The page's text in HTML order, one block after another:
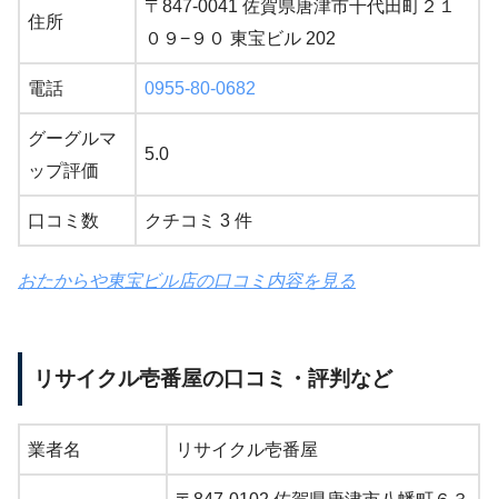
住所
〒847-0041 佐賀県唐津市千代田町２１
０９−９０ 東宝ビル 202
電話 0955-80-0682
グーグルマ
ップ評価
5.0
口コミ数 クチコミ 3 件
おたからや東宝ビル店の口コミ内容を見る
リサイクル壱番屋の口コミ・評判など
業者名 リサイクル壱番屋